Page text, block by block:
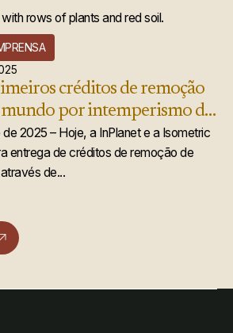
créditos de remoção
por intemperismo de
de 2025 – Hoje, a InPlanet e a Isometric
entrega de créditos de remoção de
de...